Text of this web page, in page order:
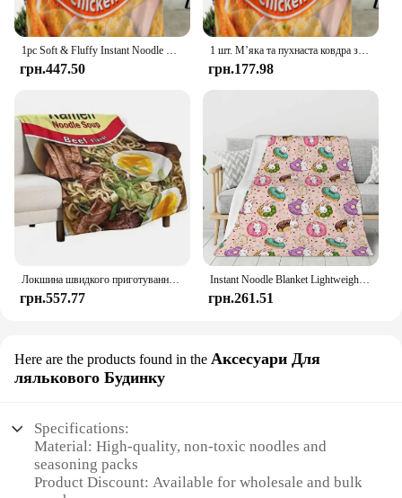
1pc Soft & Fluffy Instant Noodle Blanket - Perfect Gift For Teens & Adults
грн.447.50
1 шт. М’яка та пухнаста ковдра з локшиною швидкого приготування – ідеальний подарунок для підлітків і дорослих
грн.177.98
Локшина швидкого приготування Суп Курячий смак Рамен Ковдра М’яка комфортна легка фланелева пухнаста мікрофібра Диван-ліжко Плюшева ковдра
грн.557.77
Instant Noodle Blanket Lightweight and Warm Flannel Blanket Comfortable and Soft Blanket Gift for Women, Men, Girls, and Boys
грн.261.51
Here are the products found in the Аксесуари Для
лялькового Будинку
Specifications:
Material: High-quality, non-toxic noodles and
seasoning packs
Product Discount: Available for wholesale and bulk